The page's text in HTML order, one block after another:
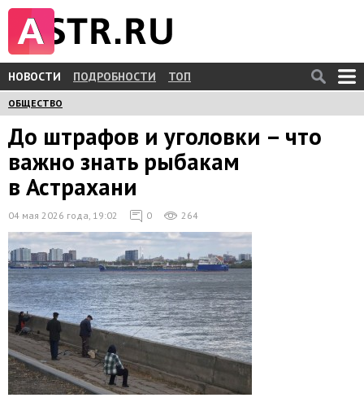
НОВОСТИ ПОДРОБНОСТИ ТОП
ОБЩЕСТВО
До штрафов и уголовки – что
важно знать рыбакам
в Астрахани
04 мая 2026 года, 19:02 0 264